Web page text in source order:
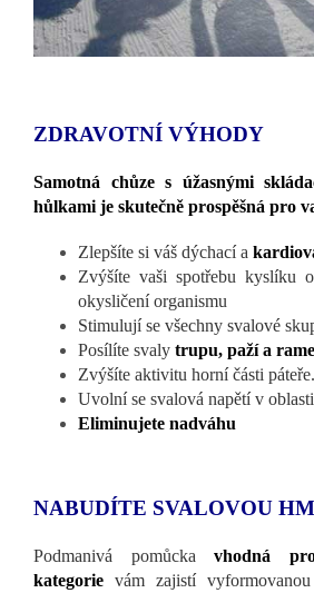
ZDRAVOTNÍ VÝHODY
Samotná chůze s úžasnými
hůlkami je skutečně prospěšná pro
Zlepšíte si váš dýchací a
Zvýšíte vaši spotřebu
okysličení organismu
Stimulují se všechny svalové
Posílíte svaly trupu, paží a
Zvýšíte aktivitu horní části páteře.
Uvolní se svalová napětí v
Eliminujete nadváhu
NABUDÍTE SVALOVOU
Podmanivá pomůckavhodná
kategorie vám zajistí